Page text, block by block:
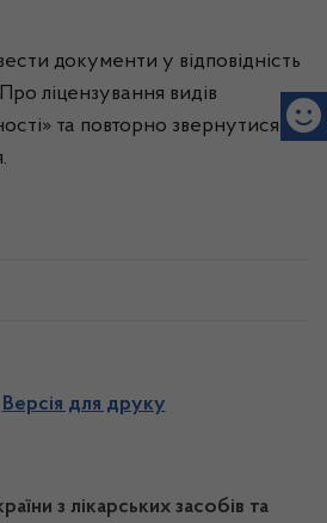
документи у відповідність
ліцензування видів
та повторно звернутися до
Версія для друку
з лікарських засобів та